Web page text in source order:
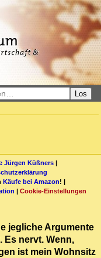
Los
Jürgen Küßners |
Käufe bei Amazon! |
| Cookie-Einstellungen
jegliche Argumente
Es nervt. Wenn,
ist mein Wohnsitz